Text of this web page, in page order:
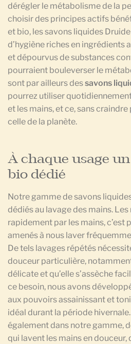
dérégler le métabolisme de la
choisir des principes actifs
et bio, les savons liquides
d’hygiène riches en ingrédients
et dépourvus de substances
pourraient bouleverser le
sont par ailleurs dessavons
pourrez utiliser
et les mains, et ce, sans
celle de la planète.
À chaque usage
bio dédié
Notre gamme de savons
dédiés au lavage des mains.
rapidement par les mains, c’est
amenés à nous laver
De tels lavages répétés
douceur particulière,
délicate et qu’elle s’assèche
ce besoin, nous avons
aux pouvoirs assainissant et
idéal durant la période
également dans notre gamme,
qui lavent les mains en douceur,